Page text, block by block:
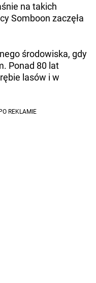
na takich
Somboon zaczęła
środowiska, gdy
Ponad 80 lat
lasów i w